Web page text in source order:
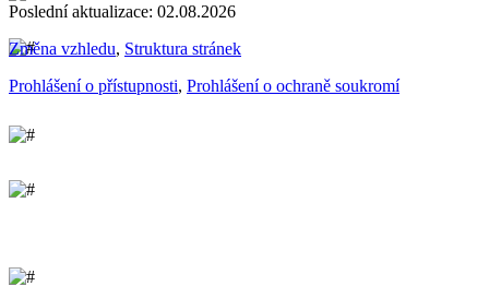
Poslední aktualizace: 02.08.2026
Změna vzhledu, Struktura stránek
Prohlášení o přístupnosti, Prohlášení o ochraně soukromí